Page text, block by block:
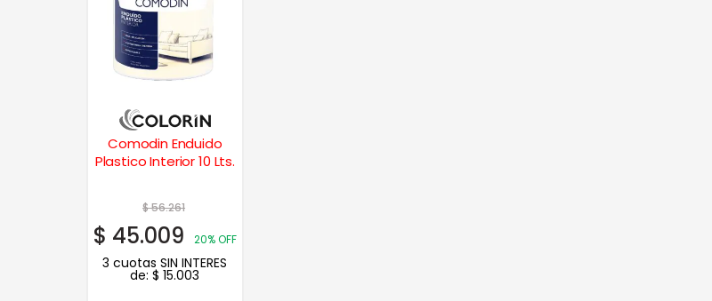
Comodin Enduido
Plastico Interior 10 Lts.
$56.261
$ 45.009 20% OFF
3 cuotas SIN INTERES
de:$ 15.003